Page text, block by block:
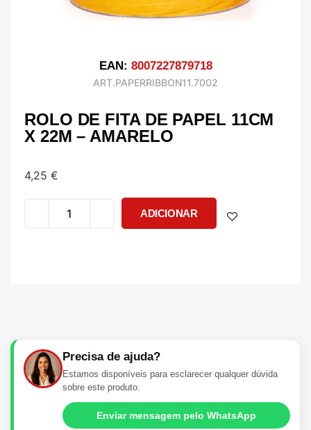
EAN: 8007227879718
ART.PAPERRIBBON11.7002
ROLO DE FITA DE PAPEL 11CM
X 22M – AMARELO
4,25 €
ADICIONAR
Precisa de ajuda?
Estamos disponíveis para esclarecer qualquer dúvida
sobre este produto.
Enviar mensagem pelo WhatsApp